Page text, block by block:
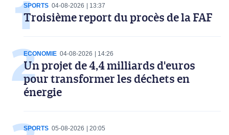
SPORTS 04-08-2026 13:37
Troisième report du procès de la FAF
ECONOMIE 04-08-2026 14:26
Un projet de 4,4 milliards d'euros
pour transformer les déchets en
énergie
SPORTS 05-08-2026 20:05